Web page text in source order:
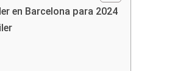
en Barcelona para 2024